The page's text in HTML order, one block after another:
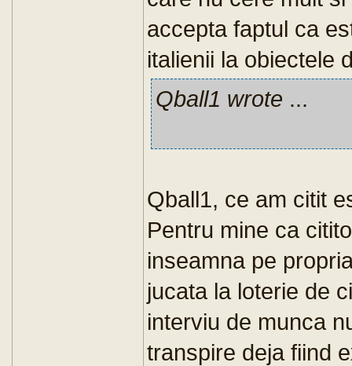
accepta faptul ca
italienii la obiectele
Qball1 wrote ...
Qball1, ce am citit
Pentru mine ca
inseamna pe
jucata la loterie de
interviu de munca
transpire deja fiind